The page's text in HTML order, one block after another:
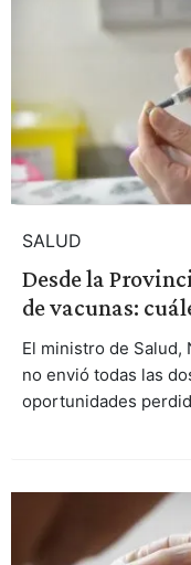
SALUD
Desde la
de vacunas:
El ministro de Salud,
no envió todas las
oportunidades